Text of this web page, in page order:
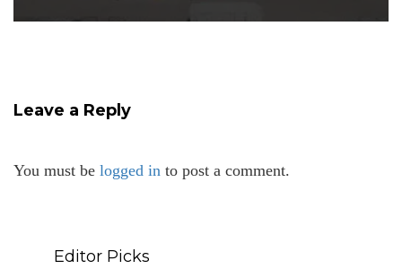
Leave a Reply
You must be logged in to post a comment.
Editor Picks